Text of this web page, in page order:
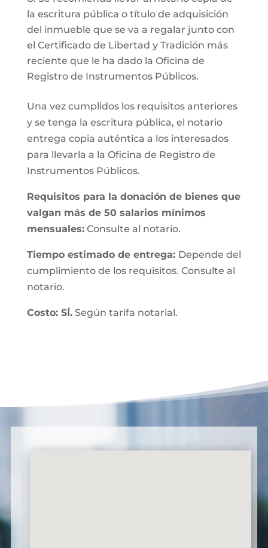
la escritura pública o título de adquisición
del inmueble que se va a regalar junto con
el Certificado de Libertad y Tradición más
reciente que le ha dado la Oficina de
Registro de Instrumentos Públicos.
Una vez cumplidos los requisitos anteriores
y se tenga la escritura pública, el notario
entrega copia auténtica a los interesados
para llevarla a la Oficina de Registro de
Instrumentos Públicos.
Requisitos para la donación de bienes que
valgan más de 50 salarios mínimos
mensuales:Consulte al notario.
Tiempo estimado de entrega: Depende del
cumplimiento de los requisitos. Consulte al
notario.
Costo: SÍ.Según tarifa notarial.